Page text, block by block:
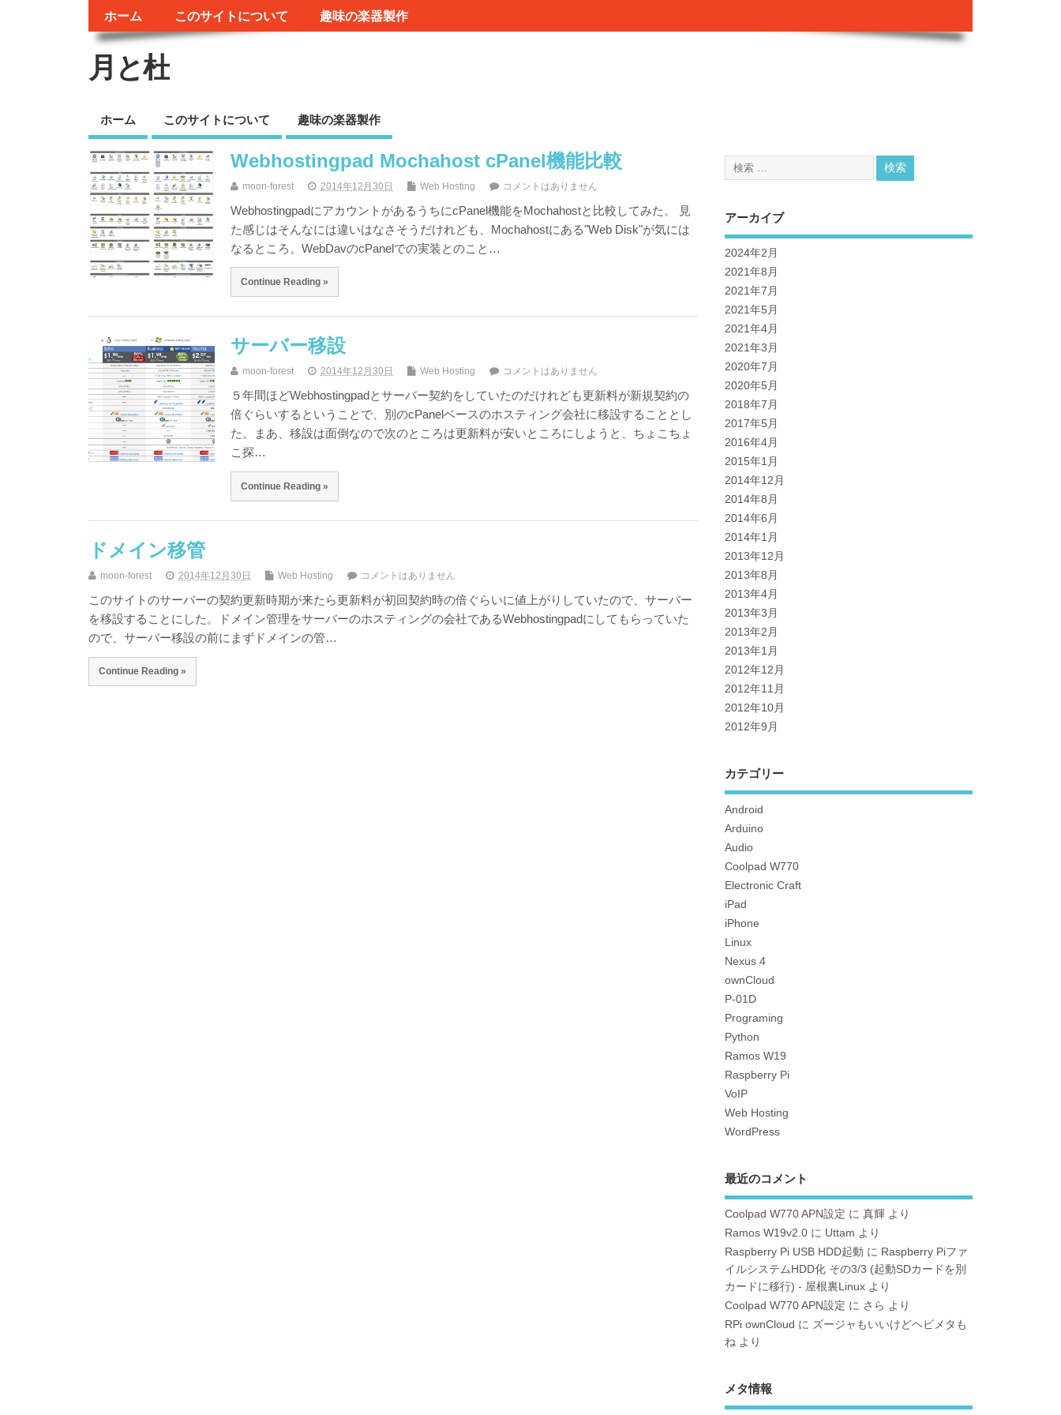
ホーム このサイトについて 趣味の楽器製作
月と杜
ホーム このサイトについて 趣味の楽器製作
Webhostingpad Mochahost cPanel機能比較
moon-forest 2014年12月30日 Web Hosting コメントはありません
WebhostingpadにアカウントがあるうちにcPanel機能をMochahostと比較してみた。 見
た感じはそんなには違いはなさそうだけれども、Mochahostにある"Web Disk"が気には
なるところ。WebDavのcPanelでの実装とのこと…
Continue Reading »
サーバー移設
moon-forest 2014年12月30日 Web Hosting コメントはありません
５年間ほどWebhostingpadとサーバー契約をしていたのだけれども更新料が新規契約の
倍ぐらいするということで、別のcPanelベースのホスティング会社に移設することとし
た。まあ、移設は面倒なので次のところは更新料が安いところにしようと、ちょこちょ
こ探…
Continue Reading »
ドメイン移管
moon-forest 2014年12月30日 Web Hosting コメントはありません
このサイトのサーバーの契約更新時期が来たら更新料が初回契約時の倍ぐらいに値上がりしていたので、サーバー
を移設することにした。ドメイン管理をサーバーのホスティングの会社であるWebhostingpadにしてもらっていた
ので、サーバー移設の前にまずドメインの管…
Continue Reading »
アーカイブ
2024年2月
2021年8月
2021年7月
2021年5月
2021年4月
2021年3月
2020年7月
2020年5月
2018年7月
2017年5月
2016年4月
2015年1月
2014年12月
2014年8月
2014年6月
2014年1月
2013年12月
2013年8月
2013年4月
2013年3月
2013年2月
2013年1月
2012年12月
2012年11月
2012年10月
2012年9月
カテゴリー
Android
Arduino
Audio
Coolpad W770
Electronic Craft
iPad
iPhone
Linux
Nexus 4
ownCloud
P-01D
Programing
Python
Ramos W19
Raspberry Pi
VoIP
Web Hosting
WordPress
最近のコメント
Coolpad W770 APN設定 に真輝 より
Ramos W19v2.0 に Uttam より
Raspberry Pi USB HDD起動 に Raspberry Piファ
イルシステムHDD化 その3/3 (起動SDカードを別
カードに移行) - 屋根裏Linux より
Coolpad W770 APN設定 に さら より
RPi ownCloud に ズージャもいいけどヘビメタも
ね より
メタ情報